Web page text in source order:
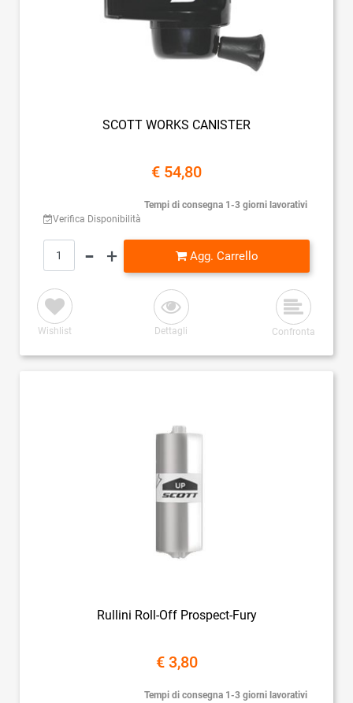
SCOTT WORKS CANISTER
€ 54,80
Verifica Disponibilità
Tempi di consegna 1-3 giorni lavorativi
Quantità
Agg. Carrello
Wishlist Dettagli Confronta
Rullini Roll-Off Prospect-Fury
€ 3,80
Tempi di consegna 1-3 giorni lavorativi